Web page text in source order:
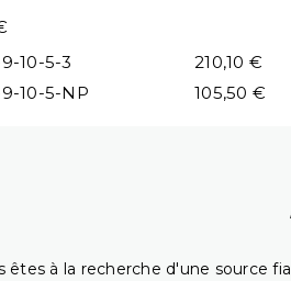
9-10-5-3
210,10 €
9-10-5-NP
105,50 €
êtes à la recherche d'une source